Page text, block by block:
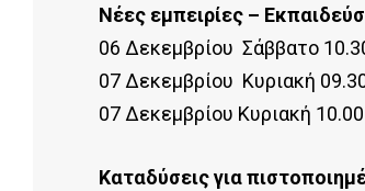
Νέες εμπειρίες –
06 Δεκεμβρίου Σάββατο
07 Δεκεμβρίου Κυριακή
07 Δεκεμβρίου Κυριακή
Καταδύσεις για